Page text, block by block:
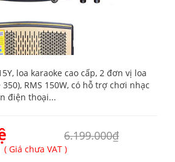
loa karaoke cao cấp, 2 đơn vị loa
RMS 150W, có hỗ trợ chơi nhạc
điện thoại...
6.199.000₫
( Giá chưa VAT )